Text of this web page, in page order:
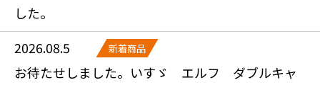
した。
2026.08.5
新着商品
お待たせしました。いすゞ エルフ ダブルキャ